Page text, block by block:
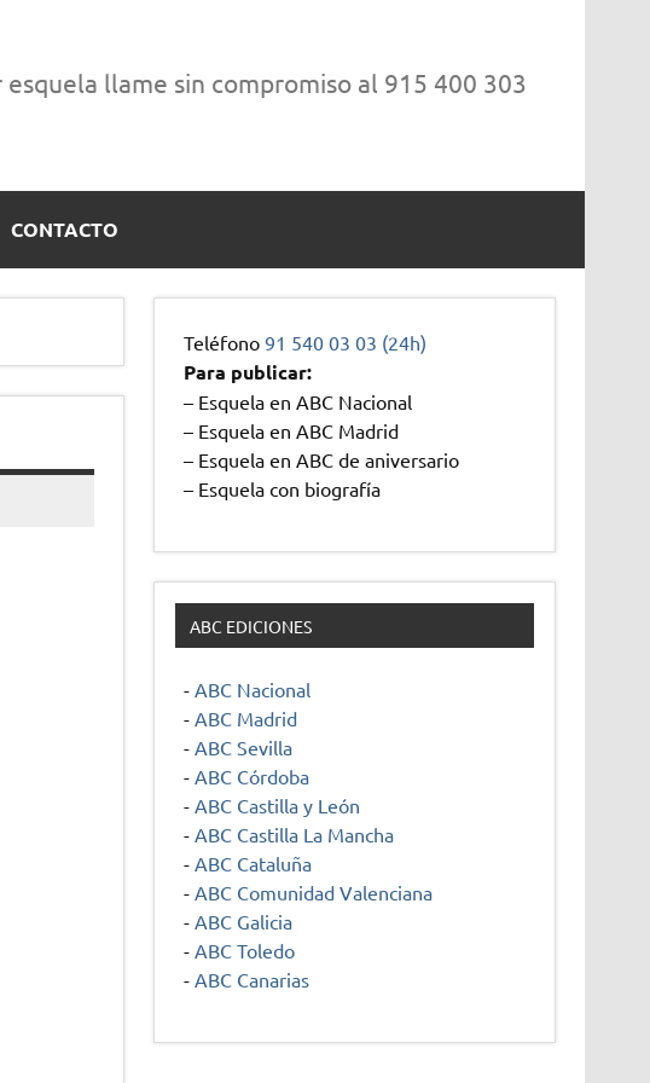
esquela llame sin compromiso al 915 400 303
CONTACTO
Teléfono91 540 03 03 (24h)
Para publicar:
– Esquela en ABC Nacional
– Esquela en ABC Madrid
– Esquela en ABC de aniversario
– Esquela con biografía
ABC EDICIONES
- ABC Nacional
- ABC Madrid
- ABC Sevilla
- ABC Córdoba
- ABC Castilla y León
- ABC Castilla La Mancha
- ABC Cataluña
- ABC Comunidad Valenciana
- ABC Galicia
- ABC Toledo
- ABC Canarias